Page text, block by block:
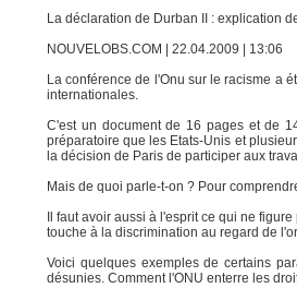
La déclaration de Durban II : explication
NOUVELOBS.COM | 22.04.2009 | 13:06
La conférence de l'Onu sur le racisme a
internationales.
C'est un document de 16 pages et de
préparatoire que les Etats-Unis et
la décision de Paris de participer aux
Mais de quoi parle-t-on ? Pour
Il faut avoir aussi à l'esprit ce qui ne
touche à la discrimination au regard de
Voici quelques exemples de certains
désunies. Comment l'ONU enterre les